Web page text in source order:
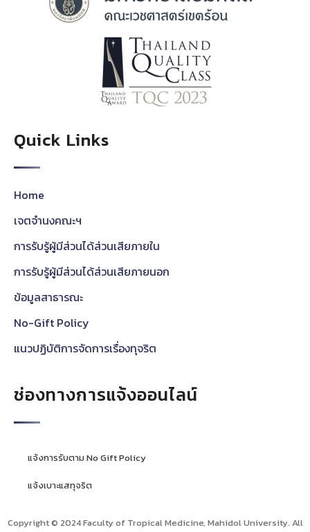
Quick Links
Home
เจตจำนงคณะฯ
การรับรู้ผู้มีส่วนได้ส่วนเสียภายใน
การรับรู้ผู้มีส่วนได้ส่วนเสียภายนอก
ข้อมูลสาธารณะ
No-Gift Policy
แนวปฏิบัติการจัดการเรื่องทุจริต
ช่องทางการแจ้งออนไลน์
แจ้งการรับตาม No Gift Policy
แจ้งเบาะแสทุจริต
Copyright © 2024 Faculty of Tropical Medicine, Mahidol University. All